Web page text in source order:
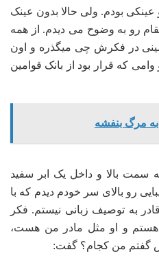
بودم. ولی حالا بدون عینک
رو به وضوح می دیدم. از همه
در فکرش چی میگذره و اون
که قرار بود از بانک قوامین
به مرگ بنفشه
سمت بالا و داخل یک ابر سفید
رو بالای سر خودم دیدم که با
به توصیف زبانی نیستم. فکر
هستم و او مثل مادر من هست،
گفتم من کجام؟ گفت: